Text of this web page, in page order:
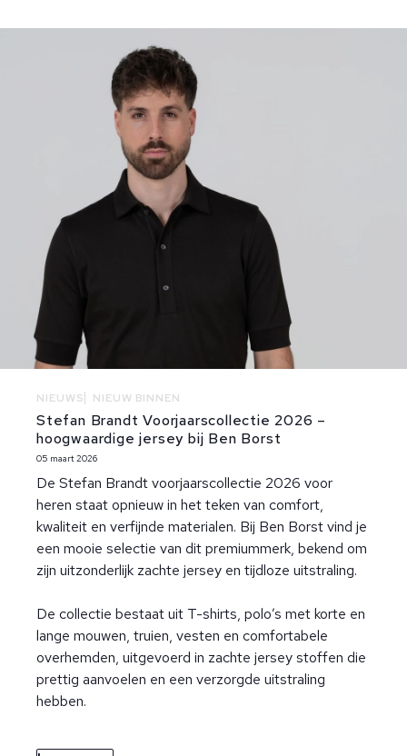
NIEUWS NIEUW BINNEN
Stefan Brandt Voorjaarscollectie 2026 –
hoogwaardige jersey bij Ben Borst
05 maart 2026
De Stefan Brandt voorjaarscollectie 2026 voor
heren staat opnieuw in het teken van comfort,
kwaliteit en verfijnde materialen. Bij Ben Borst vind je
een mooie selectie van dit premiummerk, bekend om
zijn uitzonderlijk zachte jersey en tijdloze uitstraling.
De collectie bestaat uit T-shirts, polo’s met korte en
lange mouwen, truien, vesten en comfortabele
overhemden, uitgevoerd in zachte jersey stoffen die
prettig aanvoelen en een verzorgde uitstraling
hebben.